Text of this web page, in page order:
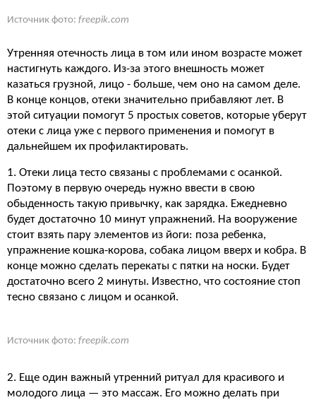
Источник фото: freepik.com
Утренняя отечность лица в том или ином возрасте может
настигнуть каждого. Из-за этого внешность может
казаться грузной, лицо - больше, чем оно на самом деле.
В конце концов, отеки значительно прибавляют лет. В
этой ситуации помогут 5 простых советов, которые уберут
отеки с лица уже с первого применения и помогут в
дальнейшем их профилактировать.
1. Отеки лица тесто связаны с проблемами с осанкой.
Поэтому в первую очередь нужно ввести в свою
обыденность такую привычку, как зарядка. Ежедневно
будет достаточно 10 минут упражнений. На вооружение
стоит взять пару элементов из йоги: поза ребенка,
упражнение кошка-корова, собака лицом вверх и кобра. В
конце можно сделать перекаты с пятки на носки. Будет
достаточно всего 2 минуты. Известно, что состояние стоп
тесно связано с лицом и осанкой.
Источник фото: freepik.com
2. Еще один важный утренний ритуал для красивого и
молодого лица — это массаж. Его можно делать при